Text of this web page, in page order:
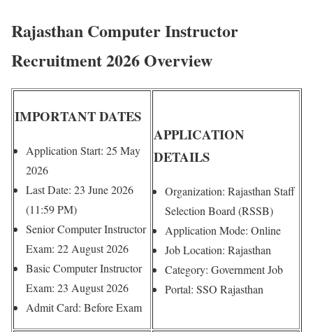
Rajasthan Computer Instructor
Recruitment 2026 Overview
IMPORTANT DATES
Application Start: 25 May
2026
Last Date: 23 June 2026
(11:59 PM)
Senior Computer Instructor
Exam: 22 August 2026
Basic Computer Instructor
Exam: 23 August 2026
Admit Card: Before Exam
APPLICATION
DETAILS
Organization: Rajasthan Staff
Selection Board (RSSB)
Application Mode: Online
Job Location: Rajasthan
Category: Government Job
Portal: SSO Rajasthan